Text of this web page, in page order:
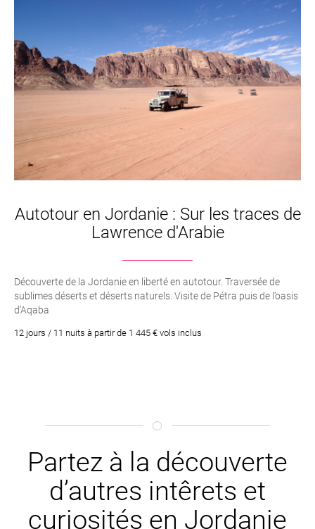
Autotour en Jordanie : Sur les traces de
Lawrence d'Arabie
Découverte de la Jordanie en liberté en autotour. Traversée de
sublimes déserts et déserts naturels. Visite de Pétra puis de l’oasis
d’Aqaba
12 jours / 11 nuits à partir de 1 445 € vols inclus
Partez à la découverte
d’autres intêrets et
curiosités en Jordanie